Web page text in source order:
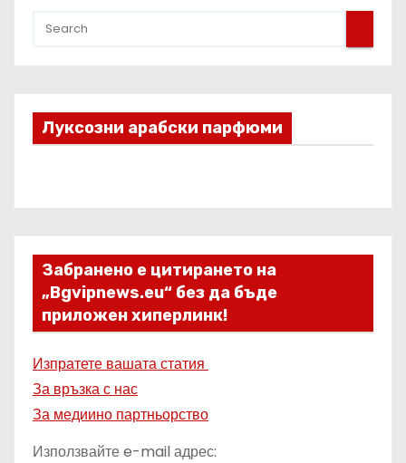
Луксозни арабски парфюми
Забранено е цитирането на
„Bgvipnews.eu“ без да бъде
приложен хиперлинк!
Изпратете вашата статия
За връзка с нас
За медиино партньорство
Използвайте e-mail адрес: